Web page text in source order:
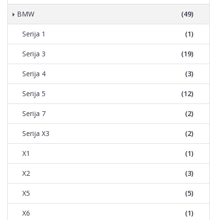
BMW (49)
Serija 1 (1)
Serija 3 (19)
Serija 4 (3)
Serija 5 (12)
Serija 7 (2)
Serija X3 (2)
X1 (1)
X2 (3)
X5 (5)
X6 (1)